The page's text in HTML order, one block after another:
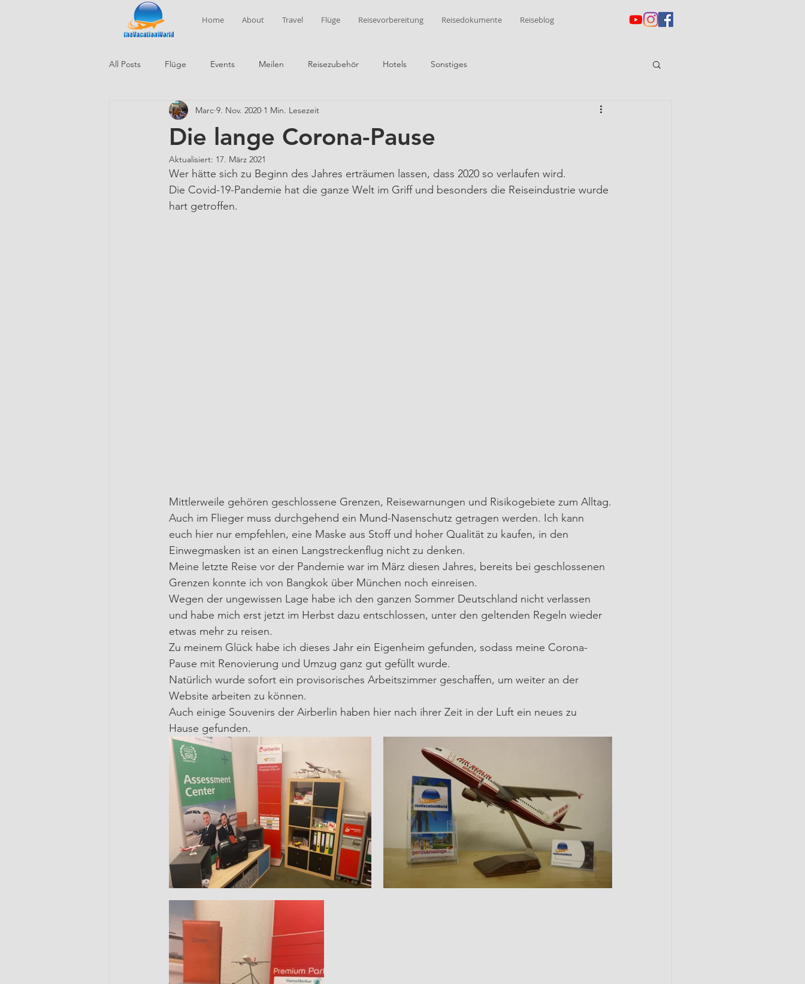
Home About Travel Flüge Reisevorbereitung Reisedokumente Reiseblog
All Posts Flüge Events Meilen Reisezubehör Hotels Sonstiges
Die lange Corona-Pause
Marc 9. Nov. 2020 1 Min. Lesezeit
Aktualisiert: 17. März 2021
Wer hätte sich zu Beginn des Jahres erträumen lassen, dass 2020 so verlaufen wird.
Die Covid-19-Pandemie hat die ganze Welt im Griff und besonders die Reiseindustrie wurde
hart getroffen.
Mittlerweile gehören geschlossene Grenzen, Reisewarnungen und Risikogebiete zum Alltag.
Auch im Flieger muss durchgehend ein Mund-Nasenschutz getragen werden. Ich kann
euch hier nur empfehlen, eine Maske aus Stoff und hoher Qualität zu kaufen, in den
Einwegmasken ist an einen Langstreckenflug nicht zu denken.
Meine letzte Reise vor der Pandemie war im März diesen Jahres, bereits bei geschlossenen
Grenzen konnte ich von Bangkok über München noch einreisen.
Wegen der ungewissen Lage habe ich den ganzen Sommer Deutschland nicht verlassen
und habe mich erst jetzt im Herbst dazu entschlossen, unter den geltenden Regeln wieder
etwas mehr zu reisen.
Zu meinem Glück habe ich dieses Jahr ein Eigenheim gefunden, sodass meine Corona-
Pause mit Renovierung und Umzug ganz gut gefüllt wurde.
Natürlich wurde sofort ein provisorisches Arbeitszimmer geschaffen, um weiter an der
Website arbeiten zu können.
Auch einige Souvenirs der Airberlin haben hier nach ihrer Zeit in der Luft ein neues zu
Hause gefunden.